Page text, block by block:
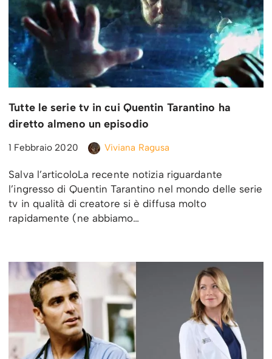
Tutte le serie tv in cui Quentin Tarantino ha
diretto almeno un episodio
1 Febbraio 2020 Viviana Ragusa
Salva l’articoloLa recente notizia riguardante
l’ingresso di Quentin Tarantino nel mondo delle serie
tv in qualità di creatore si è diffusa molto
rapidamente (ne abbiamo…